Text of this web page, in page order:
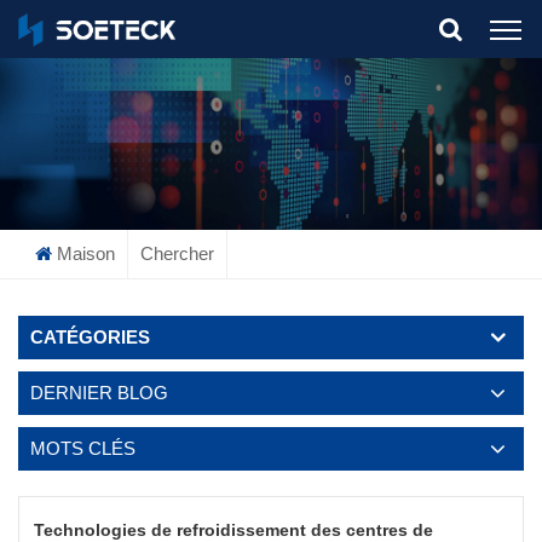
What Are You Looking For?
Maison Chercher
CATÉGORIES
DERNIER BLOG
MOTS CLÉS
Technologies de refroidissement des centres de